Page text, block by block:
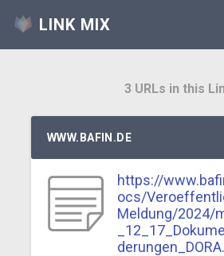
LINK MIX
3 URLs in this
WWW.BAFIN.DE
https://
ocs/
Meldung/2024/